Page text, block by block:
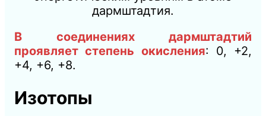
дармштадтия.
В соединениях дармштадтий
проявляет степень окисления: 0, +2,
+4, +6, +8.
Изотопы